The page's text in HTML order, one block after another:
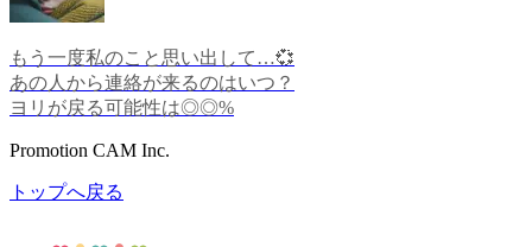
もう一度私のこと思い出して…💞
あの人から連絡が来るのはいつ？
ヨリが戻る可能性は◎◎%
Promotion CAM Inc.
トップへ戻る